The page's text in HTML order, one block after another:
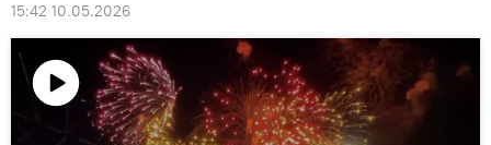
15:42 10.05.2026
Воспроизвести